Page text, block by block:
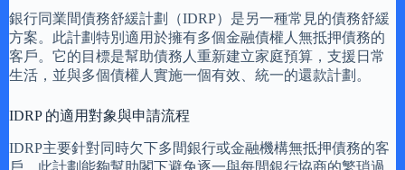
銀行同業間債務舒緩計劃（IDRP）是另一種常見的債務舒緩
方案。此計劃特別適用於擁有多個金融債權人無抵押債務的
客戶。它的目標是幫助債務人重新建立家庭預算，支援日常
生活，並與多個債權人實施一個有效、統一的還款計劃。
IDRP 的適用對象與申請流程
IDRP主要針對同時欠下多間銀行或金融機構無抵押債務的客